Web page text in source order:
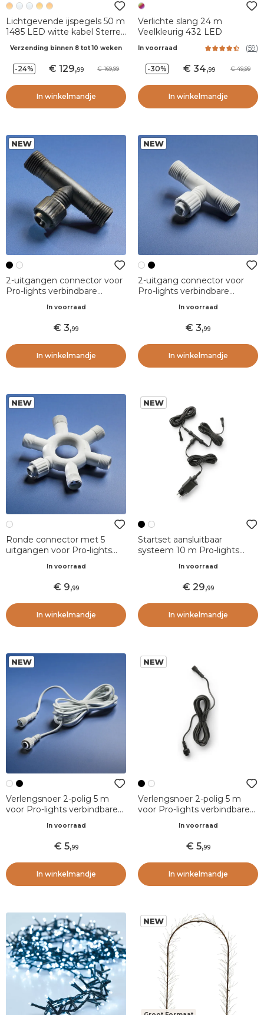
Lichtgevende ijspegels 50 m
1485 LED witte kabel Sterren
Verzending binnen 8 tot 10 weken
-24% 129,99 169,99
In winkelmandje
Verlichte slang 24 m
Veelkleurig 432 LED
In voorraad (59)
-30% 34,99 49,99
In winkelmandje
2-uitgangen connector voor
Pro-lights verbindbare
In voorraad
3,99
In winkelmandje
2-uitgang connector voor
Pro-lights verbindbare
In voorraad
3,99
In winkelmandje
Ronde connector met 5
uitgangen voor Pro-lights
In voorraad
9,99
In winkelmandje
Startset aansluitbaar
systeem 10 m Pro-lights
In voorraad
29,99
In winkelmandje
Verlengsnoer 2-polig 5 m
voor Pro-lights verbindbare
In voorraad
5,99
In winkelmandje
Verlengsnoer 2-polig 5 m
voor Pro-lights verbindbare
In voorraad
5,99
In winkelmandje